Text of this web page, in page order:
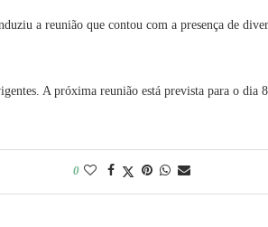
a reunião que contou com a presença de
A próxima reunião está prevista para o dia
0